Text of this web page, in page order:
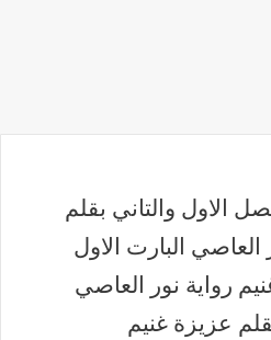
الاول والتاني بقلم
العاصي البارت الاول
رواية نور العاصي
عزيزة غنيم